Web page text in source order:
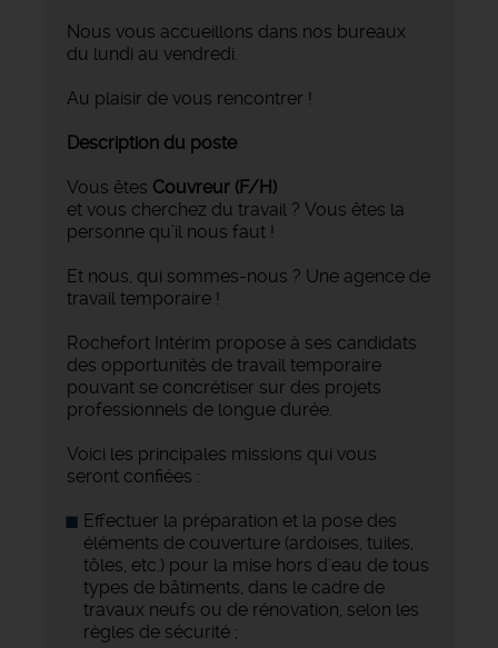
Nous vous accueillons dans nos bureaux
du lundi au vendredi.
Au plaisir de vous rencontrer !
Description du poste
Vous êtes Couvreur (F/H)
et vous cherchez du travail ? Vous êtes la
personne qu’il nous faut !
Et nous, qui sommes-nous ? Une agence de
travail temporaire !
Rochefort Intérim propose à ses candidats
des opportunités de travail temporaire
pouvant se concrétiser sur des projets
professionnels de longue durée.
Voici les principales missions qui vous
seront confiées :
Effectuer la préparation et la pose des
éléments de couverture (ardoises, tuiles,
tôles, etc.) pour la mise hors d'eau de tous
types de bâtiments, dans le cadre de
travaux neufs ou de rénovation, selon les
règles de sécurité ;